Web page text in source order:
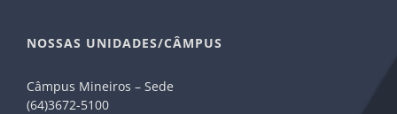
NOSSAS UNIDADES/CÂMPUS
Câmpus Mineiros – Sede
(64)3672-5100